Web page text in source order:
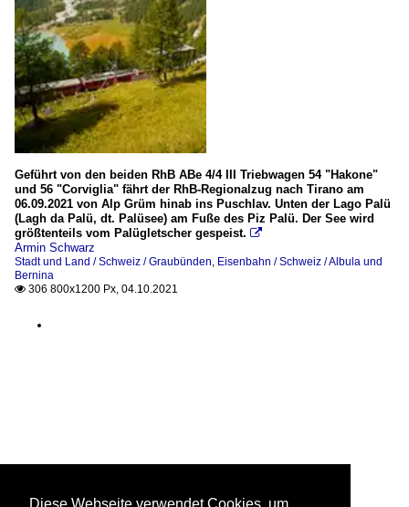
Geführt von den beiden RhB ABe 4/4 III Triebwagen 54 "Hakone"
und 56 "Corviglia" fährt der RhB-Regionalzug nach Tirano am
06.09.2021 von Alp Grüm hinab ins Puschlav. Unten der Lago Palü
(Lagh da Palü, dt. Palüsee) am Fuße des Piz Palü. Der See wird
größtenteils vom Palügletscher gespeist. 
Armin Schwarz
Stadt und Land / Schweiz / Graubünden Eisenbahn / Schweiz / Albula und
Bernina
 306 800x1200 Px, 04.10.2021